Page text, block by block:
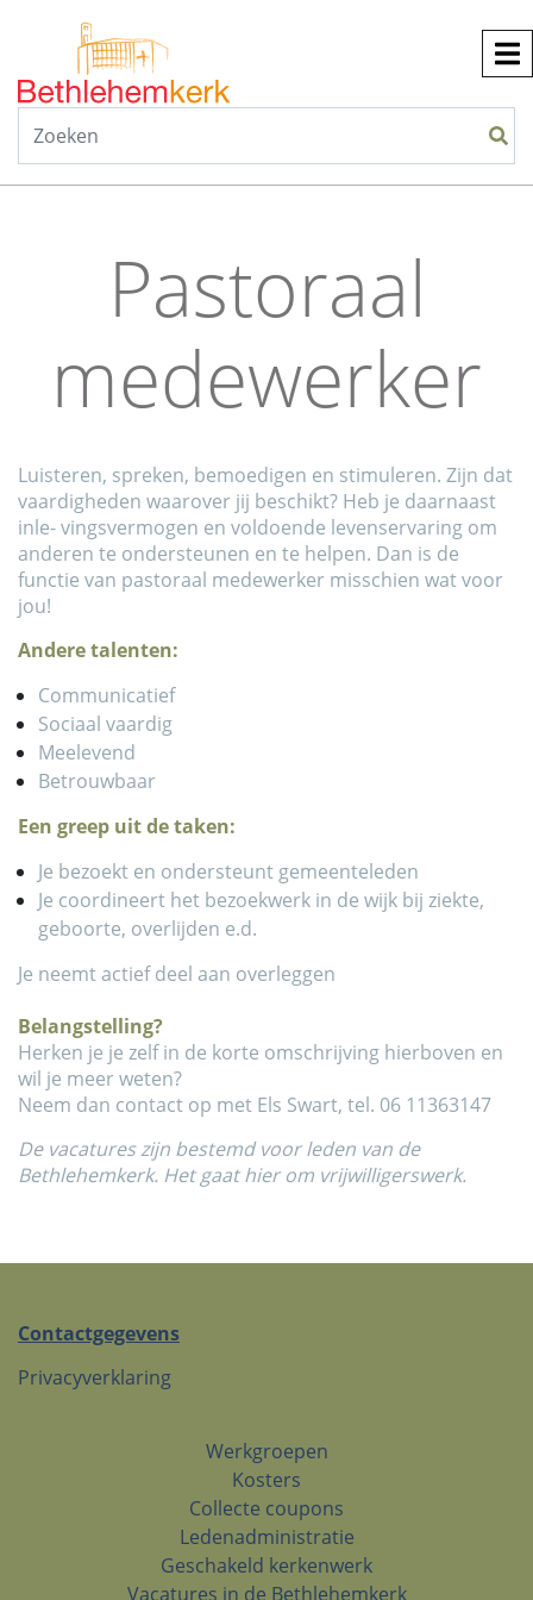
Pastoraal
medewerker
Luisteren, spreken, bemoedigen en stimuleren. Zijn dat
vaardigheden waarover jij beschikt? Heb je daarnaast
inle- vingsvermogen en voldoende levenservaring om
anderen te ondersteunen en te helpen. Dan is de
functie van pastoraal medewerker misschien wat voor
jou!
Andere talenten:
Communicatief
Sociaal vaardig
Meelevend
Betrouwbaar
Een greep uit de taken:
Je bezoekt en ondersteunt gemeenteleden
Je coordineert het bezoekwerk in de wijk bij ziekte,
geboorte, overlijden e.d.
Je neemt actief deel aan overleggen
Belangstelling?
Herken je je zelf in de korte omschrijving hierboven en
wil je meer weten?
Neem dan contact op met Els Swart, tel. 06 11363147
De vacatures zijn bestemd voor leden van de
Bethlehemkerk. Het gaat hier om vrijwilligerswerk.
Contactgegevens
Privacyverklaring
Werkgroepen
Kosters
Collecte coupons
Ledenadministratie
Geschakeld kerkenwerk
Vacatures in de Bethlehemkerk